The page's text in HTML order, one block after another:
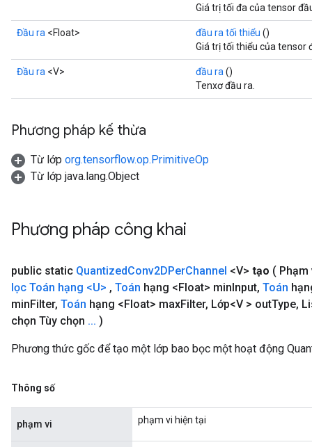
Giá trị tối đa của tensor
Đầu ra <Float> đầu ra tối thiểu ()
Giá trị tối thiểu của tensor
Đầu ra <V> đầu ra ()
Tenxơ đầu ra.
Phương pháp kế thừa
Từ lớp org.tensorflow.op.PrimitiveOp
Từ lớp java.lang.Object
Phương pháp công khai
public static QuantizedConv2DPerChannel <V> tạo (
lọc Toán hạng <U> , Toán hạng <Float> minInput, Toán
minFilter, Toán hạng <Float> maxFilter, Lớp<V > outType,
chọn Tùy chọn ... )
Phương thức gốc để tạo một lớp bao bọc một hoạt động
Thông số
phạm vi phạm vi hiện tại